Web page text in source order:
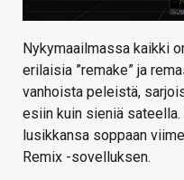
Nykymaailmassa kaikki
erilaisia ”remake” ja
vanhoista peleistä,
esiin kuin sieniä
lusikkansa soppaan
Remix -sovelluksen.